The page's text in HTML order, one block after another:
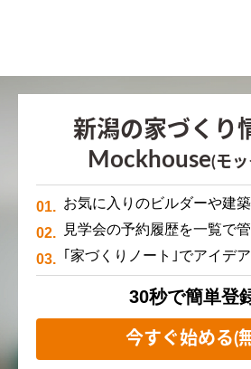
新潟の家づくり
Mockhouse(モ
お気に入りのビルダーや建
見学会の予約履歴を一覧で
｢家づくりノート｣でアイデ
30秒で簡単登
今すぐ始める(